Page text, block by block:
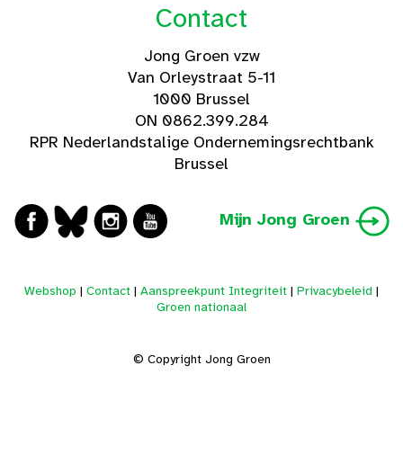
Contact
Jong Groen vzw
Van Orleystraat 5-11
1000 Brussel
ON 0862.399.284
RPR Nederlandstalige Ondernemingsrechtbank
Brussel
Mijn Jong Groen
Webshop | Contact | Aanspreekpunt Integriteit | Privacybeleid |
Groen nationaal
© Copyright Jong Groen